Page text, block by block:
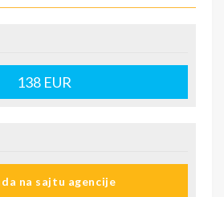
usluge u izabranoj smeštajnoj
korišćenje hotelskih sadržaja
- organizaciju
se na recepciji
sa 1* i 2* i nekategorisane
138 EUR
na sajtu agencije